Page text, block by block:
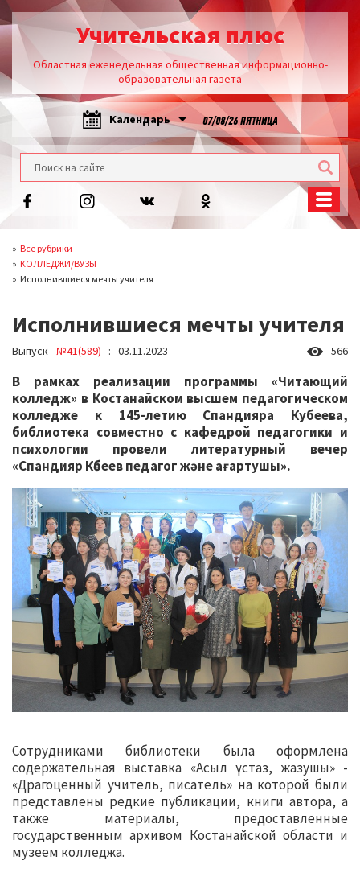
Учительская плюс
Областная еженедельная общественная информационно-
образовательная газета
Календарь 07/08/26 ПЯТНИЦА
Все рубрики
КОЛЛЕДЖИ/ВУЗЫ
Исполнившиеся мечты учителя
Исполнившиеся мечты учителя
Выпуск -№41(589) : 03.11.2023 566
В рамках реализации программы «Читающий
колледж» в Костанайском высшем педагогическом
колледже к 145-летию Спандияра Кубеева,
библиотека совместно с кафедрой педагогики и
психологии провели литературный вечер
«Спандияр Көбеев педагог және ағартушы».
Сотрудниками библиотеки была оформлена
содержательная выставка «Асыл ұстаз, жазушы» -
«Драгоценный учитель, писатель» на которой были
представлены редкие публикации, книги автора, а
также материалы, предоставленные
государственным архивом Костанайской области и
музеем колледжа.